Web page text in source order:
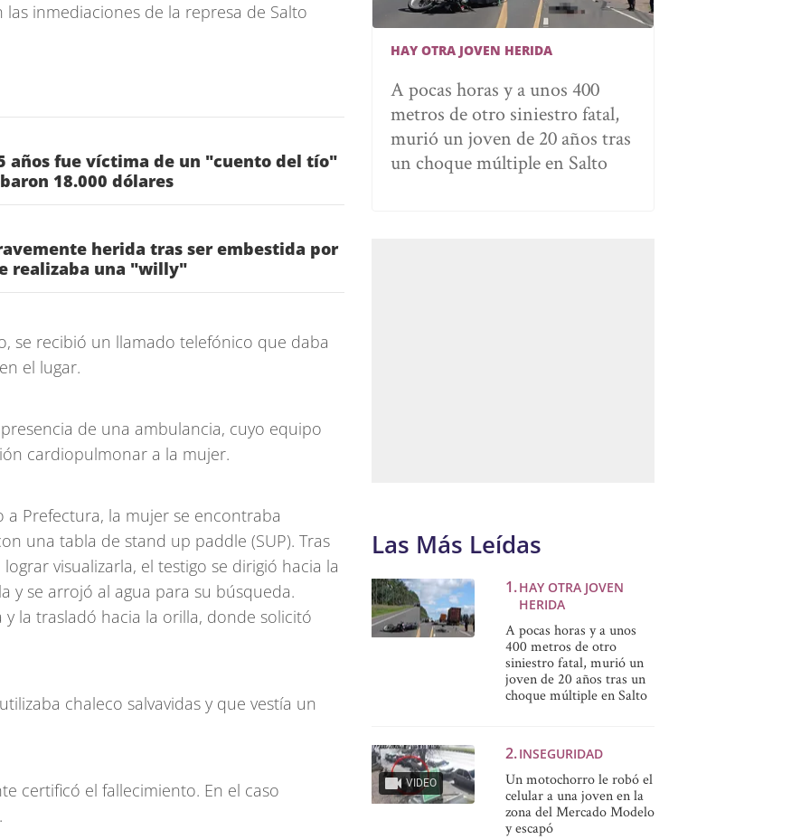
inmediaciones de la represa de Salto
años fue víctima de un "cuento del tío"
18.000 dólares
herida tras ser embestida por
realizaba una "willy"
se recibió un llamado telefónico que daba
el lugar.
de una ambulancia, cuyo equipo
cardiopulmonar a la mujer.
Prefectura, la mujer se encontraba
una tabla de stand up paddle (SUP). Tras
visualizarla, el testigo se dirigió hacia la
y se arrojó al agua para su búsqueda.
la trasladó hacia la orilla, donde solicitó
chaleco salvavidas y que vestía un
certificó el fallecimiento. En el caso
HAY OTRA JOVEN HERIDA
A pocas horas y a unos 400
metros de otro siniestro fatal,
murió un joven de 20 años tras
un choque múltiple en Salto
Las Más Leídas
HAY OTRA JOVEN
HERIDA
A pocas horas y a unos
400 metros de otro
siniestro fatal, murió un
joven de 20 años tras un
choque múltiple en Salto
VIDEO
INSEGURIDAD
Un motochorro le robó el
celular a una joven en la
zona del Mercado Modelo
y escapó